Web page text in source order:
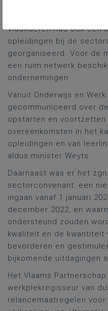
Vlaanderen had ook een
opleidingen bij de
georganiseerd. Voor de
een ruim netwerk
ondernemingen.
Vanuit Onderwijs en
gecommuniceerd over
opstarten en voortzetten
overeenkomsten in het
opleidingen en van
aldus minister Weyts.
Daarnaast was er het
sectorconvenant: een
ingaan vanaf 1 januari
december 2022, en
ondersteund zouden
kwaliteit en de kwantiteit
bevorderen en
bijkomende uitdagingen
Het Vlaams
werkplekregisseur van
relancemaatregelen